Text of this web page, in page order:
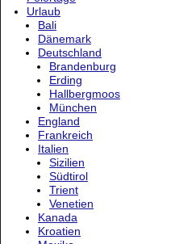
Urlaub
Bali
Dänemark
Deutschland
Brandenburg
Erding
Hallbergmoos
München
England
Frankreich
Italien
Sizilien
Südtirol
Trient
Venetien
Kanada
Kroatien